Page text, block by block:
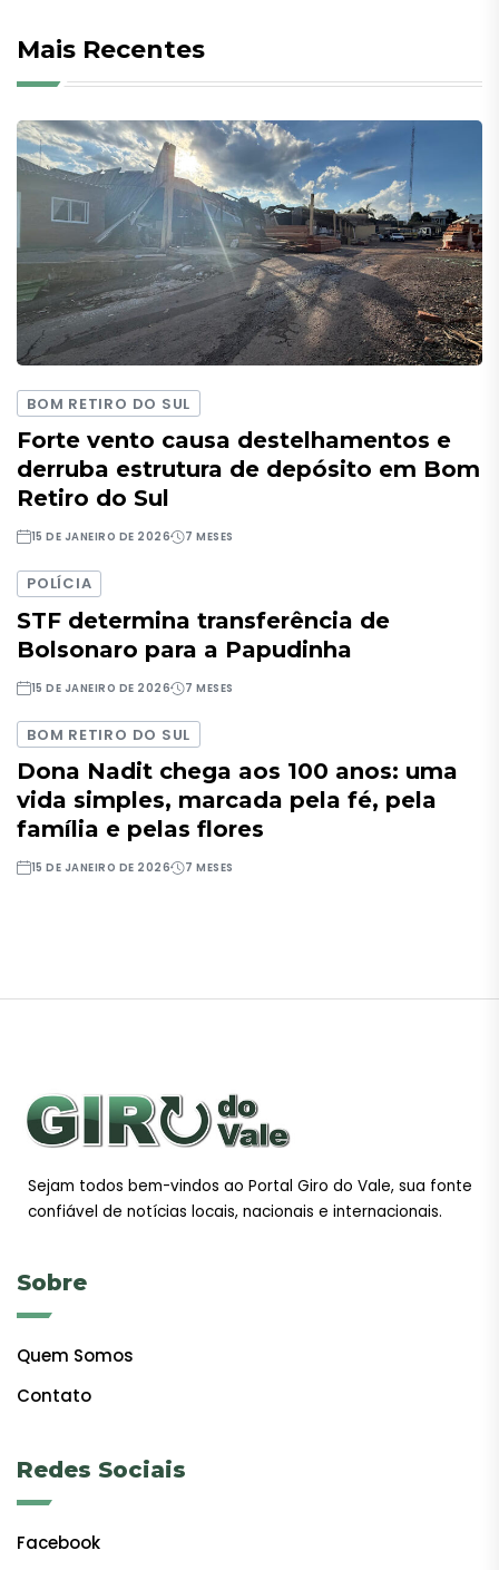
Mais Recentes
BOM RETIRO DO SUL
Forte vento causa destelhamentos e
derruba estrutura de depósito em Bom
Retiro do Sul
15 DE JANEIRO DE 2026 7 MESES
POLÍCIA
STF determina transferência de
Bolsonaro para a Papudinha
15 DE JANEIRO DE 2026 7 MESES
BOM RETIRO DO SUL
Dona Nadit chega aos 100 anos: uma
vida simples, marcada pela fé, pela
família e pelas flores
15 DE JANEIRO DE 2026 7 MESES
Sejam todos bem-vindos ao Portal Giro do Vale, sua fonte
confiável de notícias locais, nacionais e internacionais.
Sobre
Quem Somos
Contato
Redes Sociais
Facebook